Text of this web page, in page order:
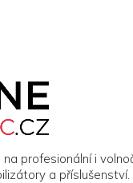
profesionální i
a příslušenství.